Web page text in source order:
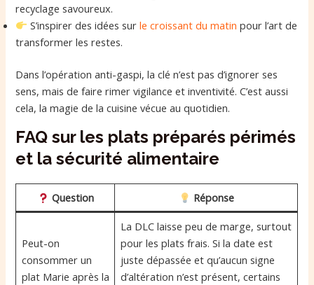
recyclage savoureux.
S’inspirer des idées surle croissant du matin pour l’art de
transformer les restes.
Dans l’opération anti-gaspi, la clé n’est pas d’ignorer ses
sens, mais de faire rimer vigilance et inventivité. C’est aussi
cela, la magie de la cuisine vécue au quotidien.
FAQ sur les plats préparés périmés
et la sécurité alimentaire
Question Réponse
Peut-on
consommer un
plat Marie après la
La DLC laisse peu de marge, surtout
pour les plats frais. Si la date est
juste dépassée et qu’aucun signe
d’altération n’est présent, certains